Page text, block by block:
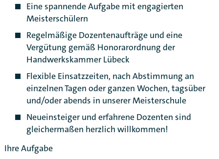
Eine spannende Aufgabe mit engagierten
Meisterschülern
Regelmäßige Dozentenaufträge und eine
Vergütung gemäß Honorarordnung der
Handwerkskammer Lübeck
Flexible Einsatzzeiten, nach Abstimmung an
einzelnen Tagen oder ganzen Wochen, tagsüber
und/oder abends in unserer Meisterschule
Neueinsteiger und erfahrene Dozenten sind
gleichermaßen herzlich willkommen!
Ihre Aufgabe
Karte anzeigen